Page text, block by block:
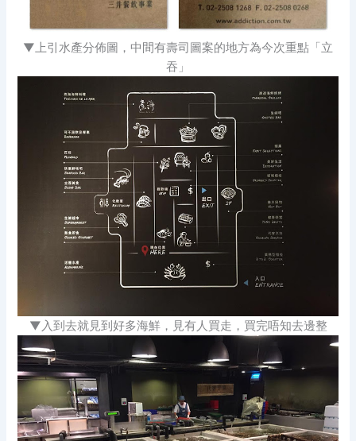
▼上引水產分佈圖，中間有壽司圖案的地方為今次重點「立
吞」
▼入到去就見到好多海鮮，見有人買走，買完唔知去邊整